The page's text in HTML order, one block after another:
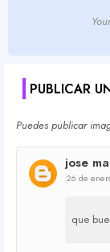
PUBLICAR
Puedes publicar
jose
26 de
que